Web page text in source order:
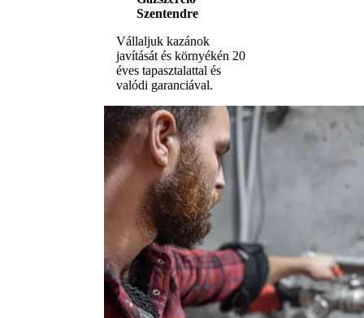
Szentendre
Vállaljuk kazánok
javítását és környékén 20
éves tapasztalattal és
valódi garanciával.